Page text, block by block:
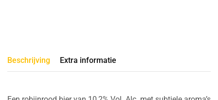
Beschrijving Extra informatie